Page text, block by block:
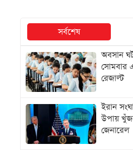
সর্বশেষ
অবসান
সোমবার
রেজাল্ট
ইরান
উপায়
জেনারেল